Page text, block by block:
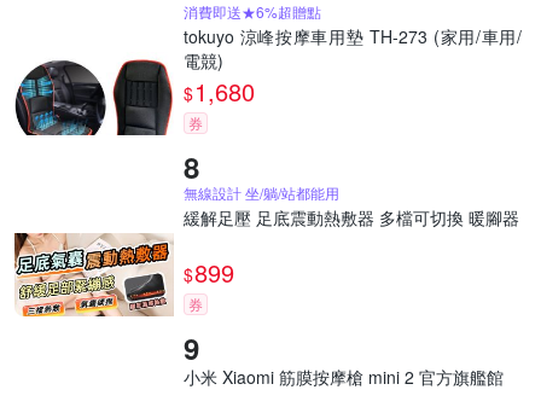
消費即送★6%超贈點
tokuyo 涼峰按摩車用墊 TH-273 (家用/車用/
電競)
$1,680
券
無線設計 坐/躺/站都能用
緩解足壓 足底震動熱敷器 多檔可切換 暖腳器
$899
券
小米 Xiaomi 筋膜按摩槍 mini 2 官方旗艦館